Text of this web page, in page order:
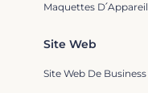
Maquettes D՛Appareil
Site Web
Site Web De Business